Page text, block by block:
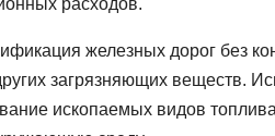
расходов.
железных дорог без
загрязняющих веществ.
ископаемых видов